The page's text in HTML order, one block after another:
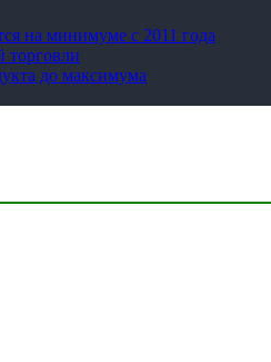
на минимуме с 2011 года
торговли
до максимума